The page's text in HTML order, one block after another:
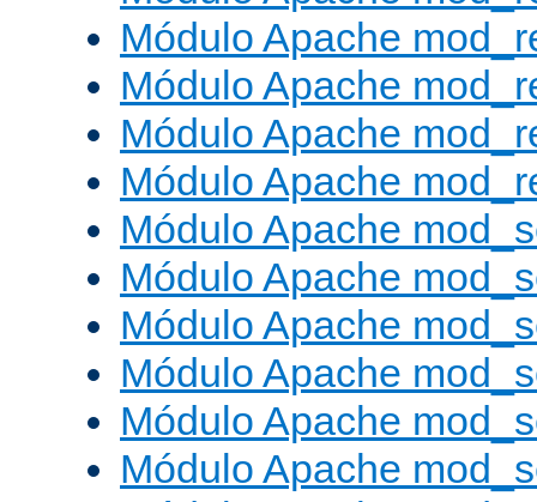
Módulo Apache
Módulo Apache
Módulo Apache
Módulo Apache
Módulo Apache
Módulo Apache
Módulo Apache
Módulo Apache
Módulo Apache
Módulo Apache